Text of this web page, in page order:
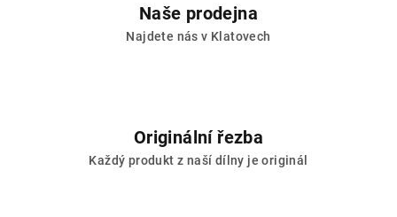
Naše prodejna
Najdete nás v Klatovech
Originální řezba
Každý produkt z naší dílny je originál